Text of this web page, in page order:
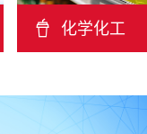
化学化工